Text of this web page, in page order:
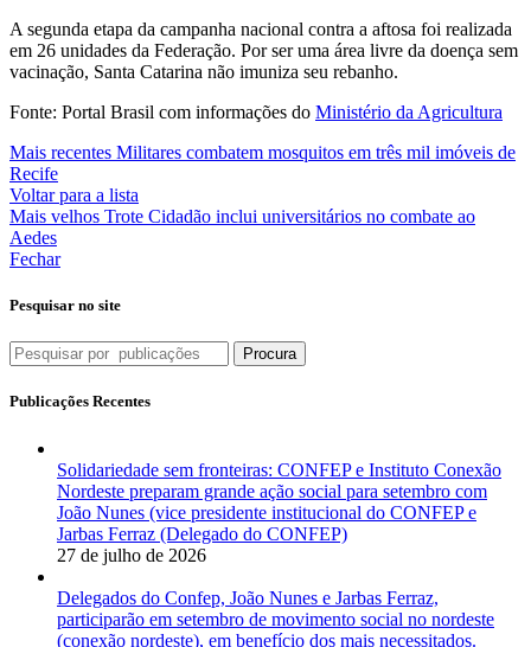
A segunda etapa da campanha nacional contra a aftosa foi realizada
em 26 unidades da Federação. Por ser uma área livre da doença sem
vacinação, Santa Catarina não imuniza seu rebanho.
Fonte: Portal Brasil com informações do Ministério da Agricultura
Mais recentes Militares combatem mosquitos em três mil imóveis de
Recife
Voltar para a lista
Mais velhos Trote Cidadão inclui universitários no combate ao
Aedes
Fechar
Pesquisar no site
Procura
Publicações Recentes
Solidariedade sem fronteiras: CONFEP e Instituto Conexão
Nordeste preparam grande ação social para setembro com
João Nunes (vice presidente institucional do CONFEP e
Jarbas Ferraz (Delegado do CONFEP)
27 de julho de 2026
Delegados do Confep, João Nunes e Jarbas Ferraz,
participarão em setembro de movimento social no nordeste
(conexão nordeste), em benefício dos mais necessitados.